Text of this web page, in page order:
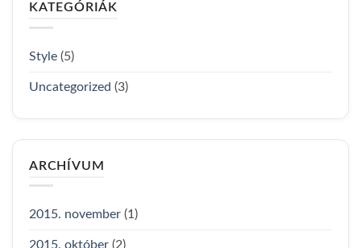
KATEGÓRIÁK
Style (5)
Uncategorized (3)
ARCHÍVUM
2015. november (1)
2015. október (2)